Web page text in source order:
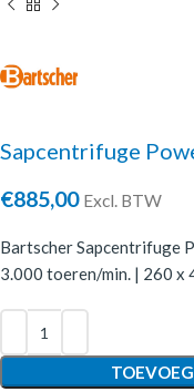
Sapcentrifuge
€885,00 Excl. BTW
Bartscher Sapcentrifuge
3.000 toeren/min. | 260 x